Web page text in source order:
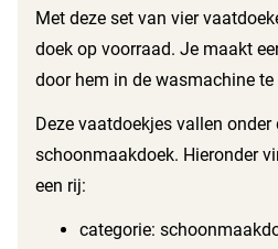
Met deze set van vier
doek op voorraad. Je maakt
door hem in de wasmachine
Deze vaatdoekjes vallen onder
schoonmaakdoek. Hieronder
een rij:
categorie: